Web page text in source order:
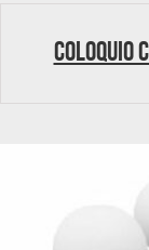
Coloquio